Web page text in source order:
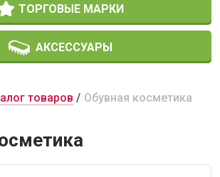
ТОРГОВЫЕ МАРКИ
АКСЕССУАРЫ
товаров Обувная косметика